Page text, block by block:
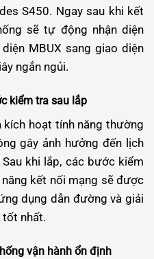
S450. Ngay sau khi kết
sẽ tự động nhận diện
MBUX sang giao diện
ngắn ngủi.
kiểm tra sau lắp
kích hoạt tính năng thường
gây ảnh hưởng đến lịch
khi lắp, các bước kiểm
kết nối mạng sẽ được
dụng dẫn đường và giải
tốt nhất.
vận hành ổn định